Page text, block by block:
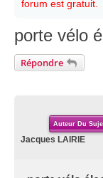
forum est gratuit.
porte vélo
Répondre
Auteur Du
Jacques LAIRIE